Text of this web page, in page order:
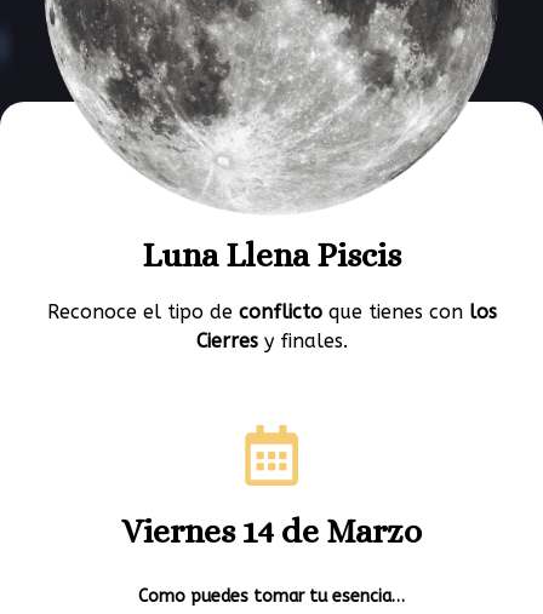
Luna Llena Piscis
Reconoce el tipo deconflictoque tienes con los
Cierresy finales.
Viernes 14 de Marzo
Como puedes tomar tu esencia…